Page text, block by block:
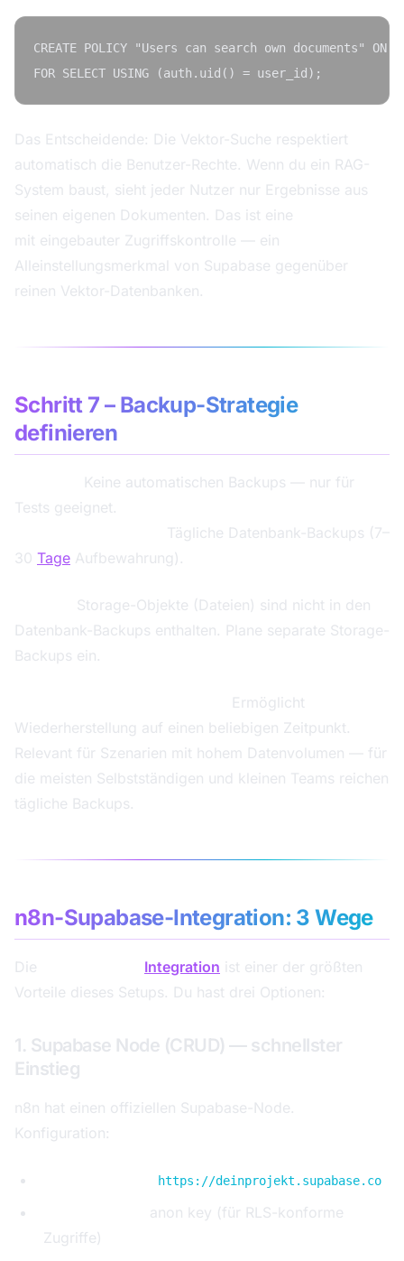
CREATE POLICY "Users can search own documents" ON
Das Entscheidende: Die Vektor-Suche respektiert
automatisch die Benutzer-Rechte. Wenn du ein RAG-
System baust, sieht jeder Nutzer nur Ergebnisse aus
seinen eigenen Dokumenten. Das ist eine
mit eingebauter Zugriffskontrolle — ein
Alleinstellungsmerkmal von Supabase gegenüber
reinen Vektor-Datenbanken.
Schritt 7 – Backup-Strategie
definieren
Keine automatischen Backups — nur für
Tests geeignet.
Tägliche Datenbank-Backups (7–
30 Tage Aufbewahrung).
Storage-Objekte (Dateien) sind nicht in den
Datenbank-Backups enthalten. Plane separate Storage-
Backups ein.
Ermöglicht
Wiederherstellung auf einen beliebigen Zeitpunkt.
Relevant für Szenarien mit hohem Datenvolumen — für
die meisten Selbstständigen und kleinen Teams reichen
tägliche Backups.
n8n-Supabase-Integration: 3 Wege
Die Integration ist einer der größten
Vorteile dieses Setups. Du hast drei Optionen:
1. Supabase Node (CRUD) — schnellster
Einstieg
n8n hat einen offiziellen Supabase-Node.
Konfiguration:
https://deinprojekt.supabase.co
anon key (für RLS-konforme
Zugriffe)